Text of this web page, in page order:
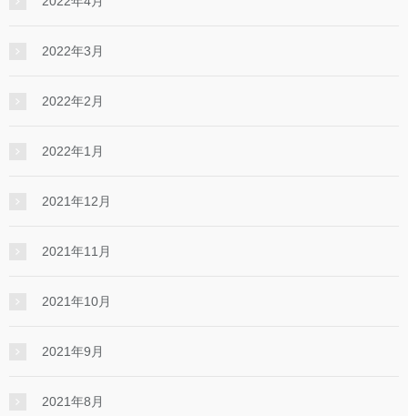
2022年3月
2022年2月
2022年1月
2021年12月
2021年11月
2021年10月
2021年9月
2021年8月